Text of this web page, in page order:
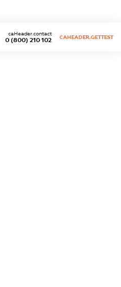
0 (800) 210 102
caHeader.contact
CAHEADER.GETTEST